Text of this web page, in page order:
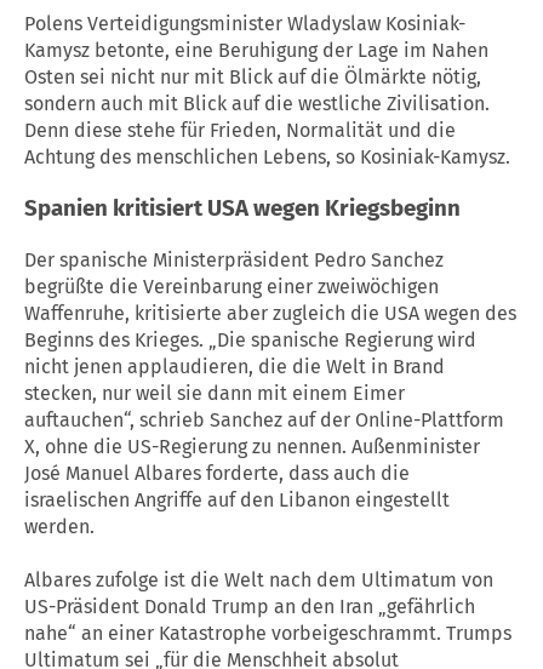
Polens Verteidigungsminister Wladyslaw Kosiniak-
Kamysz betonte, eine Beruhigung der Lage im Nahen
Osten sei nicht nur mit Blick auf die Ölmärkte nötig,
sondern auch mit Blick auf die westliche Zivilisation.
Denn diese stehe für Frieden, Normalität und die
Achtung des menschlichen Lebens, so Kosiniak-Kamysz.
Spanien kritisiert USAwegen Kriegsbeginn
Der spanische Ministerpräsident Pedro Sanchez
begrüßte die Vereinbarung einer zweiwöchigen
Waffenruhe, kritisierte aber zugleich die USA wegen des
Beginns des Krieges. „Die spanische Regierung wird
nicht jenen applaudieren, die die Welt in Brand
stecken, nur weil sie dann mit einem Eimer
auftauchen“, schrieb Sanchez auf der Online-Plattform
X, ohne die US-Regierung zu nennen. Außenminister
José Manuel Albares forderte, dass auch die
israelischen Angriffe auf den Libanon eingestellt
werden.
Albares zufolge ist die Welt nach dem Ultimatum von
US-Präsident Donald Trump an den Iran „gefährlich
nahe“ an einer Katastrophe vorbeigeschrammt. Trumps
Ultimatum sei „für die Menschheit absolut